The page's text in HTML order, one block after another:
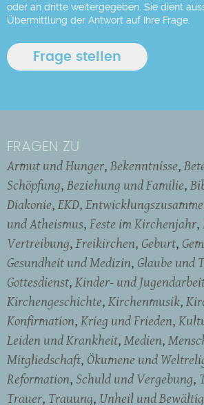
oder an dritte weitergegeben. Sie dient
Übermittlung der Antwort auf Ihre Frage.
FRAGEN ZU
Armut und Hunger Bekenntnisse
Schöpfung Beziehung und Familie
Diakonie EKD
und Atheismus Feste im Kirchenjahr
Vertreibung Freikirchen Geburt
Gesundheit und Medizin Glaube und
Gottesdienst Kinder- und
Kirchengeschichte Kirchenmusik
Konfirmation Krieg und Frieden
Leiden und Krankheit Medien
Mitgliedschaft Ökumene und
Reformation Schuld und Vergebung
Trauer Trauung Unheil und